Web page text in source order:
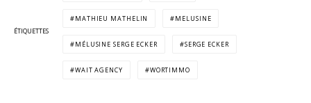
ÉTIQUETTES
MATHIEU MATHELIN MELUSINE
MÉLUSINE SERGE ECKER SERGE ECKER
WAIT AGENCY WORTIMMO